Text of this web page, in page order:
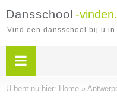
Dansschool -
Vind een dansschool bij u in
U bent nu hier: Home »